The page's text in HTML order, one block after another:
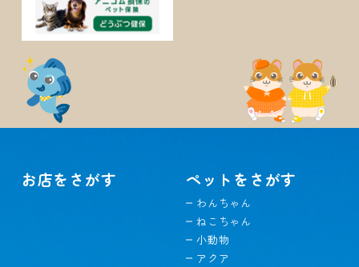
お店をさがす ペットをさがす
わんちゃん
ねこちゃん
小動物
アクア